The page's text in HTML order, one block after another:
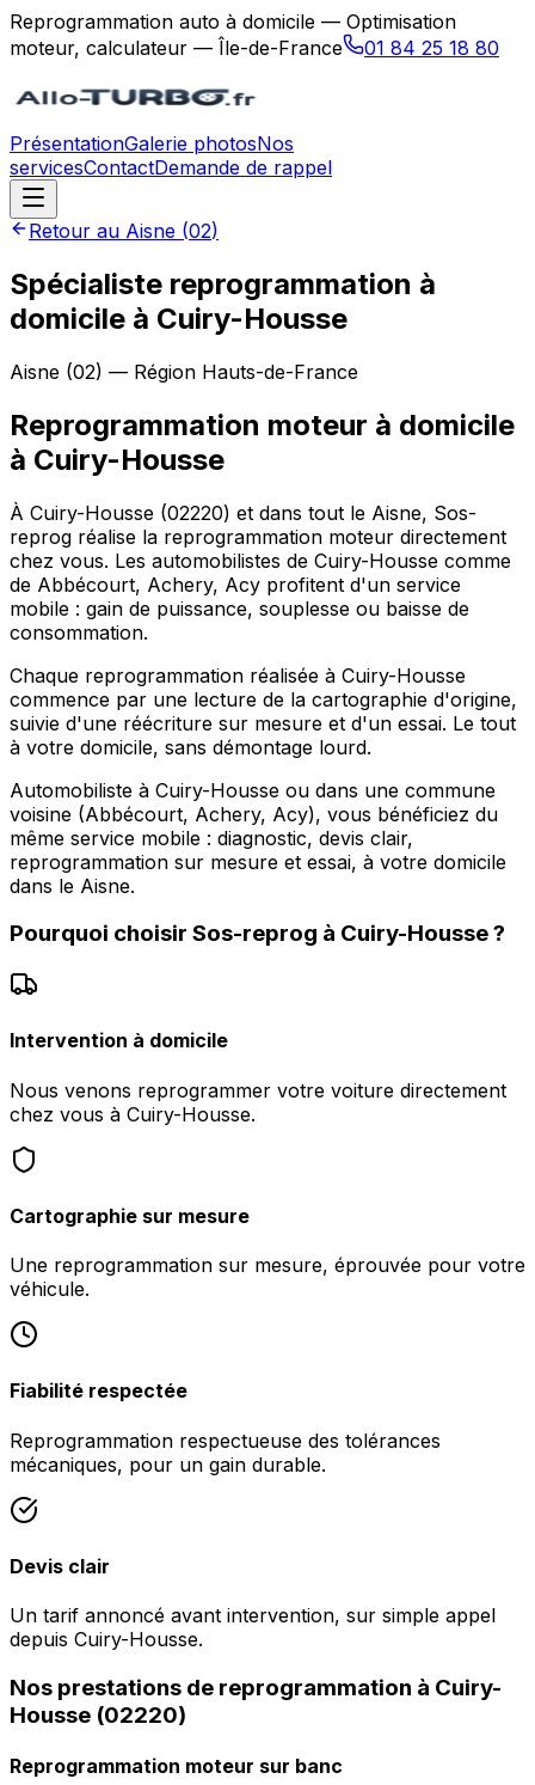
Reprogrammation auto à domicile — Optimisation
moteur, calculateur — Île-de-France
01 84 25 18 80
PrésentationGalerie photosNos
servicesContactDemande de rappel
Retour au Aisne (02)
Spécialiste reprogrammation à
domicile à Cuiry-Housse
Aisne (02) — Région Hauts-de-France
Reprogrammation moteur à domicile
à Cuiry-Housse
À Cuiry-Housse (02220) et dans tout le Aisne, Sos-
reprog réalise la reprogrammation moteur directement
chez vous. Les automobilistes de Cuiry-Housse comme
de Abbécourt, Achery, Acy profitent d'un service
mobile : gain de puissance, souplesse ou baisse de
consommation.
Chaque reprogrammation réalisée à Cuiry-Housse
commence par une lecture de la cartographie d'origine,
suivie d'une réécriture sur mesure et d'un essai. Le tout
à votre domicile, sans démontage lourd.
Automobiliste à Cuiry-Housse ou dans une commune
voisine (Abbécourt, Achery, Acy), vous bénéficiez du
même service mobile : diagnostic, devis clair,
reprogrammation sur mesure et essai, à votre domicile
dans le Aisne.
Pourquoi choisir Sos-reprog à Cuiry-Housse?
Intervention à domicile
Nous venons reprogrammer votre voiture directement
chez vous à Cuiry-Housse.
Cartographie sur mesure
Une reprogrammation sur mesure, éprouvée pour votre
véhicule.
Fiabilité respectée
Reprogrammation respectueuse des tolérances
mécaniques, pour un gain durable.
Devis clair
Un tarif annoncé avant intervention, sur simple appel
depuis Cuiry-Housse.
Nos prestations de reprogrammation à Cuiry-
Housse (02220)
Reprogrammation moteur sur banc